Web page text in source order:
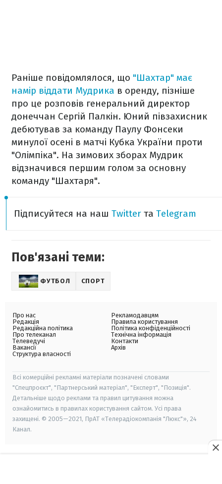
Раніше повідомлялося, що "Шахтар" має
намір віддати Мудрика в оренду, пізніше
про це розповів генеральний директор
донеччан Сергій Палкін. Юний півзахисник
дебютував за команду Паулу Фонсеки
минулої осені в матчі Кубка України проти
"Олімпіка". На зимових зборах Мудрик
відзначився першим голом за основну
команду "Шахтаря".
Підписуйтеся на наш Twitter та Telegram
Пов'язані теми:
ФУТБОЛ СПОРТ
Про нас
Редакція
Редакційна політика
Про телеканал
Телеведучі
Вакансії
Структура власності
Рекламодавцям
Правила користування
Політика конфіденційності
Технічна інформація
Контакти
Архів
Всі комерційні рекламні матеріали позначені словами
"Спецпроєкт", "Партнерський матеріал", "Експерт", "Позиція".
Детальніше щодо реклами та правил цитування можна
ознайомитись в правилах користування сайтом. Усі права
захищені. © 2005—2021, ПрАТ «Телерадіокомпанія "Люкс"», 24
Канал.